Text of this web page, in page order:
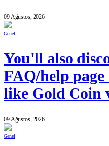
09 Ağustos, 2026
Genel
You'll also
FAQ/help
like Gold Coin
09 Ağustos, 2026
Genel